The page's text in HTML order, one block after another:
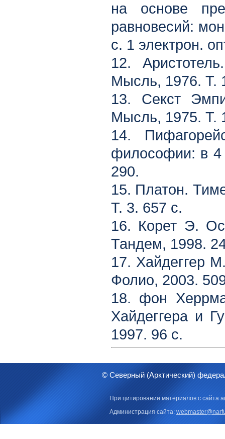
на основе
равновесий:
с. 1 электрон.
12.
Мысль, 1976. Т.
13. Секст
Мысль, 1975. Т.
14.
философии: в
290.
15. Платон.
Т. 3. 657 с.
16. Корет Э.
Тандем, 1998.
17. Хайдеггер
Фолио, 2003.
18. фон
Хайдеггера и
1997. 96 с.
© Северный (Арктический)
При цитировании материалов с сайта
Администрация сайта: